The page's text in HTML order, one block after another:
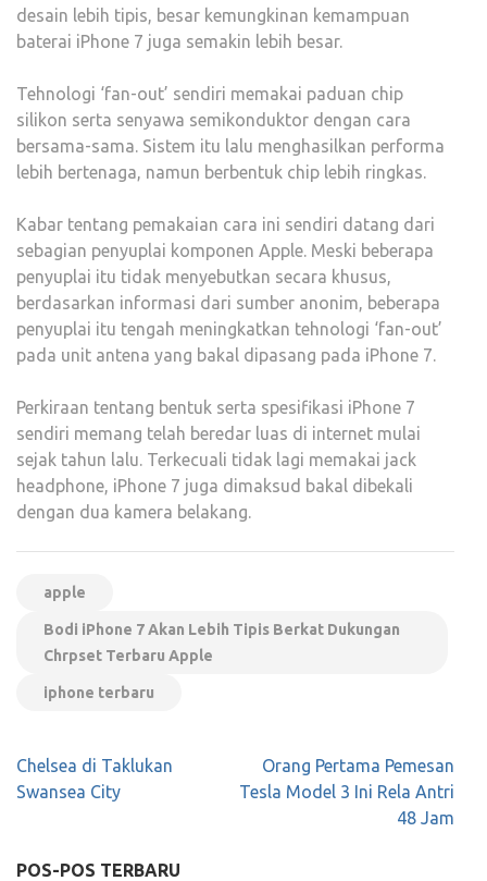
desain lebih tipis, besar kemungkinan kemampuan
baterai iPhone 7 juga semakin lebih besar.
Tehnologi ‘fan-out’ sendiri memakai paduan chip
silikon serta senyawa semikonduktor dengan cara
bersama-sama. Sistem itu lalu menghasilkan performa
lebih bertenaga, namun berbentuk chip lebih ringkas.
Kabar tentang pemakaian cara ini sendiri datang dari
sebagian penyuplai komponen Apple. Meski beberapa
penyuplai itu tidak menyebutkan secara khusus,
berdasarkan informasi dari sumber anonim, beberapa
penyuplai itu tengah meningkatkan tehnologi ‘fan-out’
pada unit antena yang bakal dipasang pada iPhone 7.
Perkiraan tentang bentuk serta spesifikasi iPhone 7
sendiri memang telah beredar luas di internet mulai
sejak tahun lalu. Terkecuali tidak lagi memakai jack
headphone, iPhone 7 juga dimaksud bakal dibekali
dengan dua kamera belakang.
apple
Bodi iPhone 7 Akan Lebih Tipis Berkat Dukungan
Chrpset Terbaru Apple
iphone terbaru
Navigasi
pos
Chelsea di Taklukan
Swansea City
Orang Pertama Pemesan
Tesla Model 3 Ini Rela Antri
48 Jam
POS-POS TERBARU